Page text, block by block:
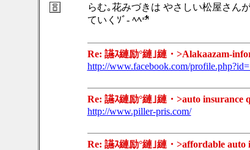
らむ｡花みづきは やさしい松屋さん
ていくｿﾞ- ﾍﾍ
Re: 讌ｽ縺励°縺｣縺・>Alakaazam-
http://www.facebook.com/
Re: 讌ｽ縺励°縺｣縺・>auto insurance
http://www.piller-pris.com/
Re: 讌ｽ縺励°縺｣縺・>affordable auto